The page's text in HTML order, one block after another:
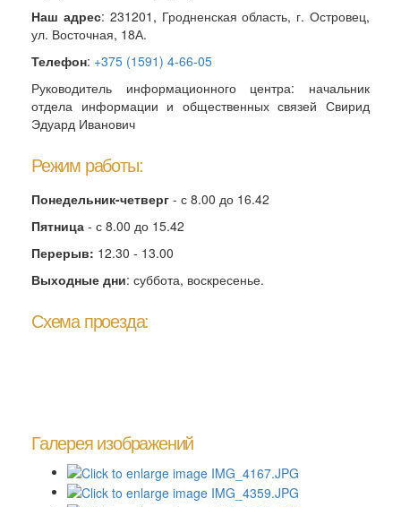
Наш адрес: 231201, Гродненская область, г. Островец,
ул. Восточная, 18А.
Телефон: +375 (1591) 4-66-05
Руководитель информационного центра: начальник
отдела информации и общественных связей Свирид
Эдуард Иванович
Режим работы:
Понедельник-четверг - с 8.00 до 16.42
Пятница - с 8.00 до 15.42
Перерыв: 12.30 - 13.00
Выходные дни: суббота, воскресенье.
Схема проезда:
Галерея изображений